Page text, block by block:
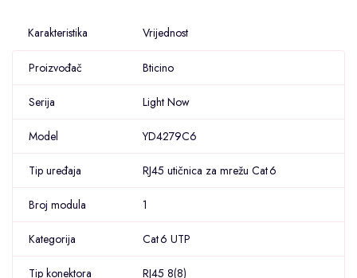
Karakteristika Vrijednost
Proizvođač Bticino
Serija Light Now
Model YD4279C6
Tip uređaja RJ45 utičnica za mrežu Cat 6
Broj modula 1
Kategorija Cat 6 UTP
Tip konektora RJ45 8(8)